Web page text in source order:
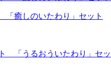
癒しのいたわり」セット